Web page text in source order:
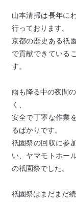
山本清掃は長年に
行っております。
京都の歴史ある祇
で貢献できている
す。
雨も降る中の夜間
く、
安全で丁寧な作業
るばかりです。
祇園祭の回収に参
い、ヤマモトホー
の祇園祭でした。
祇園祭はまだまだ続